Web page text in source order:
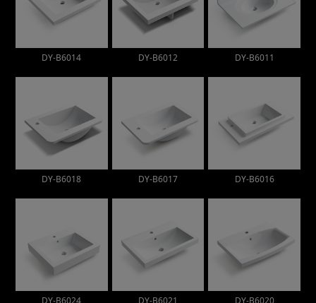
DY-B6011
DY-B6012
DY-B6014
DY-B6016
DY-B6017
DY-B6018
DY-B6020
DY-B6021
DY-B6024